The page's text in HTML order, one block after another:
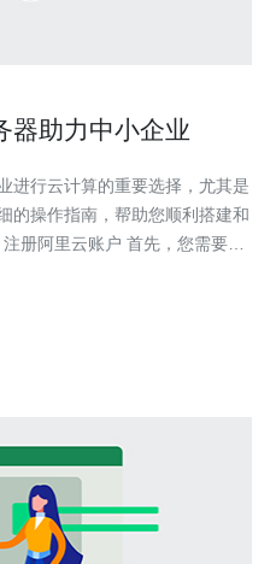
器助力中小企业
进行云计算的重要选择，尤其是
的操作指南，帮助您顺利搭建和
功后，您会收